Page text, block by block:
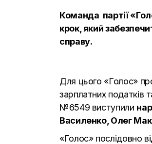
Команда партії
крок, який
справу.
Для цього «Голос»
зарплатних
№6549 виступили
Василенко, Олег
«Голос» послідовно